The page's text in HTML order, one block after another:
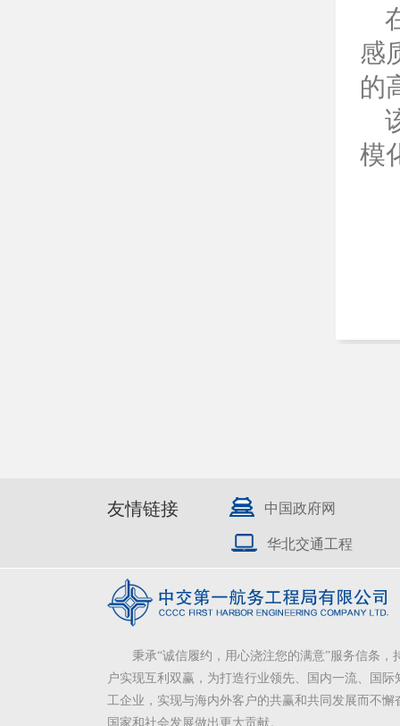
感
的
模
友情链接 中国政府网
华北交通工程
秉承“诚信履约，用心浇注您的满意”服务信条，
户实现互利双赢，为打造行业领先、国内一流、国际
工企业，实现与海内外客户的共赢和共同发展而不懈
国家和社会发展做出更大贡献。